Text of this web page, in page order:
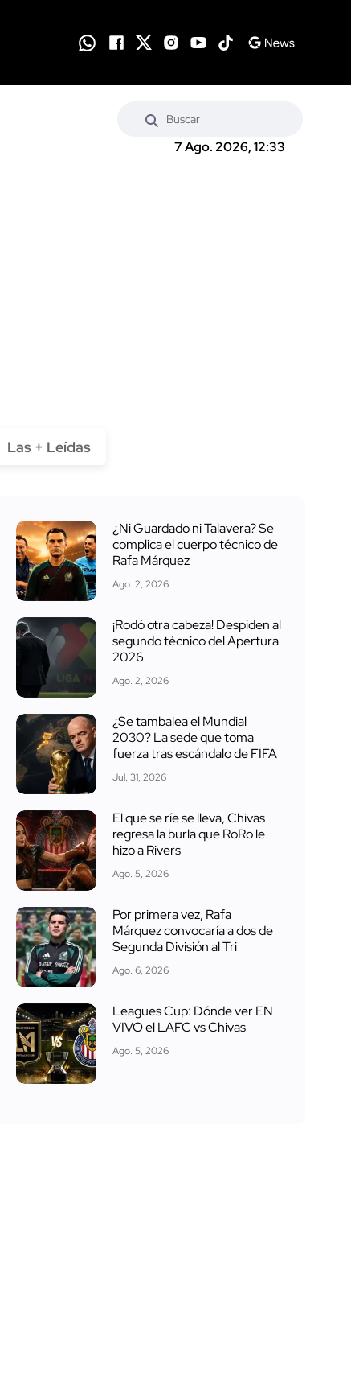
7 Ago. 2026, 12:33
Las + Leídas
¿Ni Guardado ni Talavera? Se
complica el cuerpo técnico de
Rafa Márquez
Ago. 2, 2026
¡Rodó otra cabeza! Despiden al
segundo técnico del Apertura
2026
Ago. 2, 2026
¿Se tambalea el Mundial
2030? La sede que toma
fuerza tras escándalo de FIFA
Jul. 31, 2026
El que se ríe se lleva, Chivas
regresa la burla que RoRo le
hizo a Rivers
Ago. 5, 2026
Por primera vez, Rafa
Márquez convocaría a dos de
Segunda División al Tri
Ago. 6, 2026
Leagues Cup: Dónde ver EN
VIVO el LAFC vs Chivas
Ago. 5, 2026